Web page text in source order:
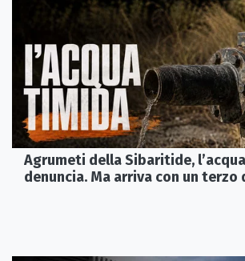
Agrumeti della Sibaritide,
denuncia. Ma arriva con un terzo